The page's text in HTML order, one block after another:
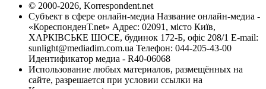
© 2000-2026, Korrespondent.net
Субъект в сфере онлайн-медиа Название онлайн-медиа -
«КореспонденТ.net» Адрес: 02091, місто Київ,
ХАРКІВСЬКЕ ШОСЕ, будинок 172-Б, офіс 208/1 E-mail:
sunlight@mediadim.com.ua Телефон: 044-205-43-00
Идентификатор медиа - R40-06068
Использование любых материалов, размещённых на
сайте, разрешается при условии ссылки на